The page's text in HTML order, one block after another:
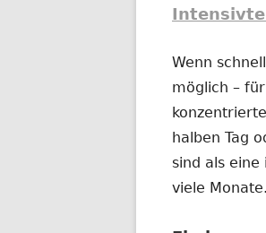
Wenn
möglich –
halben Tag
sind als
viele Monate.